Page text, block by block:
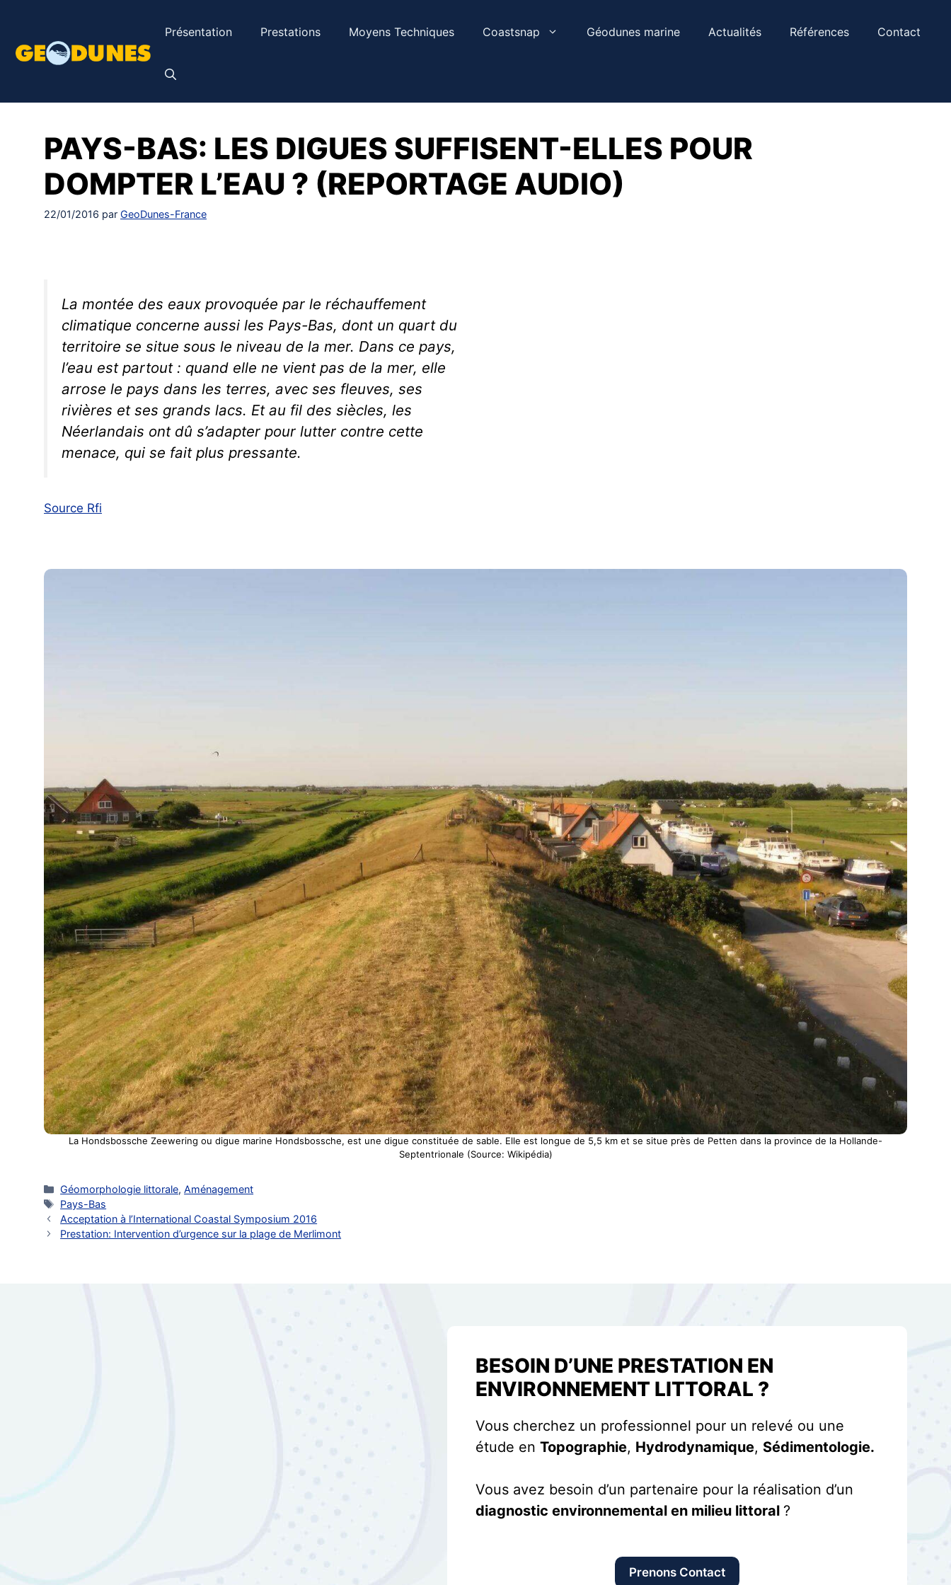
contenu
Présentation Prestations Moyens Techniques Coastsnap Géodunes marine Actualités Références Contact
PAYS-BAS: LES DIGUES SUFFISENT-ELLES POUR
DOMPTER L’EAU ? (REPORTAGE AUDIO)
22/01/2016 par GeoDunes-France
La montée des eaux provoquée par le réchauffement
climatique concerne aussi les Pays-Bas, dont un quart du
territoire se situe sous le niveau de la mer. Dans ce pays,
l’eau est partout : quand elle ne vient pas de la mer, elle
arrose le pays dans les terres, avec ses fleuves, ses
rivières et ses grands lacs. Et au fil des siècles, les
Néerlandais ont dû s’adapter pour lutter contre cette
menace, qui se fait plus pressante.
Source Rfi
La Hondsbossche Zeewering ou digue marine Hondsbossche, est une digue constituée de sable. Elle est longue de 5,5 km et se situe près de Petten dans la province de la Hollande-
Septentrionale (Source: Wikipédia)
Catégories
Géomorphologie littorale,Aménagement
Étiquettes
Pays-Bas
Acceptation à l’International Coastal Symposium 2016
Prestation: Intervention d’urgence sur la plage de Merlimont
BESOIN D’UNE PRESTATION EN
ENVIRONNEMENT LITTORAL ?
Vous cherchez un professionnel pour un relevé ou une
étude en Topographie, Hydrodynamique, Sédimentologie.
Vous avez besoin d’un partenaire pour la réalisation d’un
diagnostic environnemental en milieu littoral ?
Prenons Contact